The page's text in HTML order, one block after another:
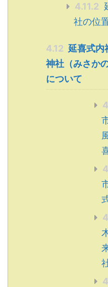
4.11.2
社の位
4.12 延喜式
神社（みさか
について